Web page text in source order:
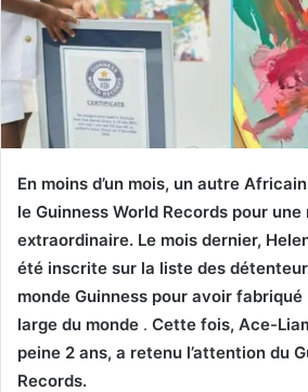
En moins d’un mois, un autre
le Guinness World Records pour
extraordinaire. Le mois dernier,
été inscrite sur la liste des
monde Guinness pour avoir
large du monde . Cette fois, Ace-
peine 2 ans, a retenu l’attention du
Records.